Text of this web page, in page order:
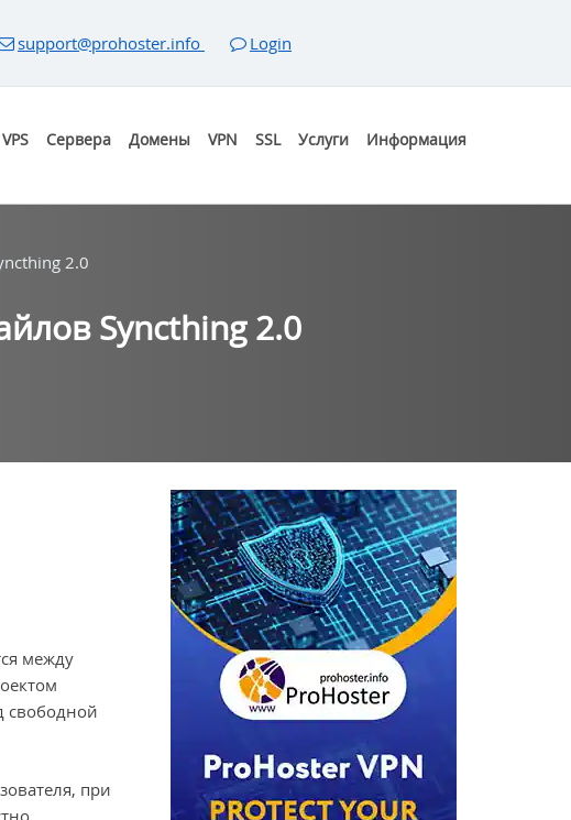
support@prohoster.info Login
VPS Сервера Домены VPN SSL Услуги Информация
2.0
Syncthing 2.0
между
свободной
при